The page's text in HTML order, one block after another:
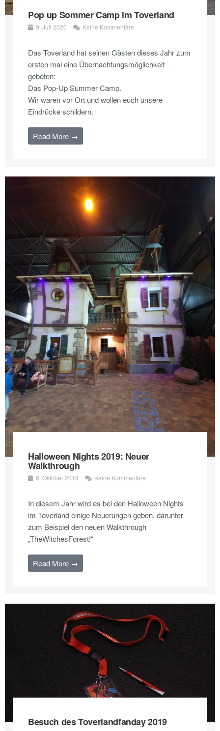
Pop up Sommer Camp im Toverland
9. Juli 2020 Keine Kommentare
Das Toverland hat seinen Gästen dieses Jahr zum
ersten mal eine Übernachtungsmöglichkeit
geboten:
Das Pop-Up Summer Camp.
Wir waren vor Ort und wollen euch unsere
Eindrücke schildern.
Read More →
Halloween Nights 2019: Neuer
Walkthrough
6. Oktober 2019 Keine Kommentare
In diesem Jahr wird es bei den Halloween Nights
im Toverland einige Neuerungen geben, darunter
zum Beispiel den neuen Walkthrough
„TheWitchesForest!“
Read More →
Besuch des Toverlandfanday 2019